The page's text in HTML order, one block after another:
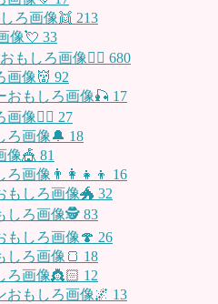
ろ画像👯 213
像💘 33
もしろ画像🧚‍♀️ 680
画像👹 92
おもしろ画像🎣 17
像🤹‍♂️ 27
ろ画像🔔 18
像🎪 81
ろ画像👨‍👩‍👧‍👦 16
もしろ画像🐲 32
しろ画像🕵️ 83
もしろ画像🍄 26
しろ画像🍞 18
ろ画像👸🏻 12
おもしろ画像🌌 13